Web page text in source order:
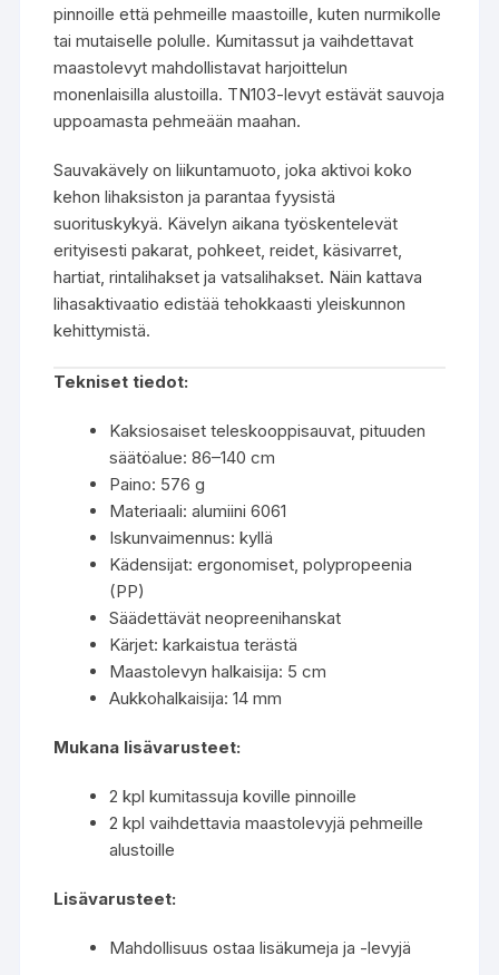
pinnoille että pehmeille maastoille, kuten nurmikolle
tai mutaiselle polulle. Kumitassut ja vaihdettavat
maastolevyt mahdollistavat harjoittelun
monenlaisilla alustoilla. TN103-levyt estävät sauvoja
uppoamasta pehmeään maahan.
Sauvakävely on liikuntamuoto, joka aktivoi koko
kehon lihaksiston ja parantaa fyysistä
suorituskykyä. Kävelyn aikana työskentelevät
erityisesti pakarat, pohkeet, reidet, käsivarret,
hartiat, rintalihakset ja vatsalihakset. Näin kattava
lihasaktivaatio edistää tehokkaasti yleiskunnon
kehittymistä.
Tekniset tiedot:
Kaksiosaiset teleskooppisauvat, pituuden
säätöalue: 86–140 cm
Paino: 576 g
Materiaali: alumiini 6061
Iskunvaimennus: kyllä
Kädensijat: ergonomiset, polypropeenia
(PP)
Säädettävät neopreenihanskat
Kärjet: karkaistua terästä
Maastolevyn halkaisija: 5 cm
Aukkohalkaisija: 14 mm
Mukana lisävarusteet:
2 kpl kumitassuja koville pinnoille
2 kpl vaihdettavia maastolevyjä pehmeille
alustoille
Lisävarusteet:
Mahdollisuus ostaa lisäkumeja ja -levyjä